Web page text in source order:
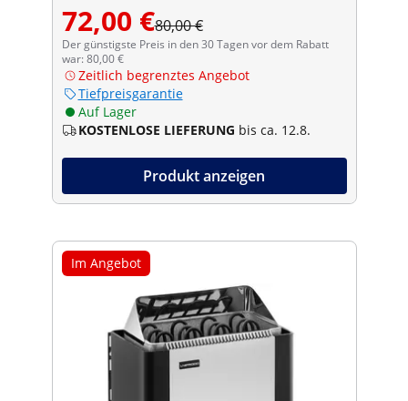
72,00 €80,00 €
Der günstigste Preis in den 30 Tagen vor dem Rabatt
war: 80,00 €
Zeitlich begrenztes Angebot
Tiefpreisgarantie
Auf Lager
KOSTENLOSE LIEFERUNG bis ca. 12.8.
Produkt anzeigen
Im Angebot